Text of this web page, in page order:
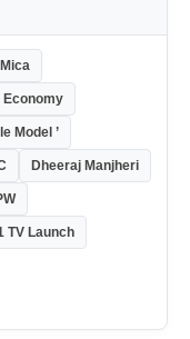
Mica
Economy
Model ’
Dheeraj Manjheri
TV Launch